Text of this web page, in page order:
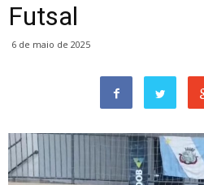
Futsal
6 de maio de 2025